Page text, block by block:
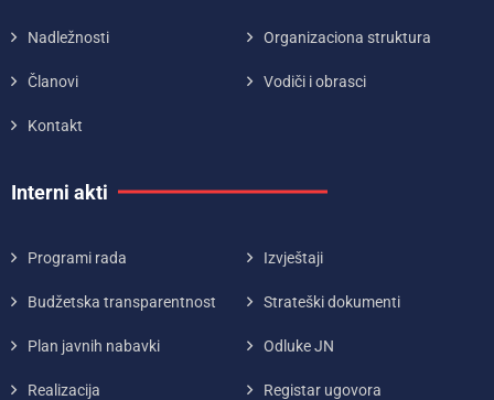
Nadležnosti Organizaciona struktura
Članovi Vodiči i obrasci
Kontakt
Interni akti
Programi rada Izvještaji
Budžetska transparentnost Strateški dokumenti
Plan javnih nabavki Odluke JN
Realizacija Registar ugovora